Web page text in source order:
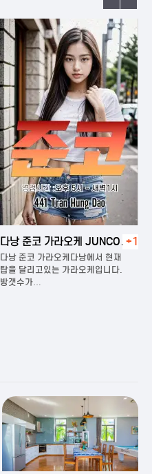
다낭 준코 가라오케 JUNCO
KARAOKE
+1
다낭 준코 가라오케다낭에서 현재
탑을 달리고있는 가라오케입니다.
방갯수가…